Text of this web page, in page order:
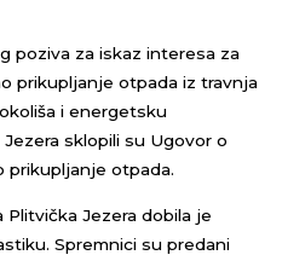
poziva za iskaz interesa za
prikupljanje otpada iz travnja
i energetsku
sklopili su Ugovor o
prikupljanje otpada.
Jezera dobila je
Spremnici su predani